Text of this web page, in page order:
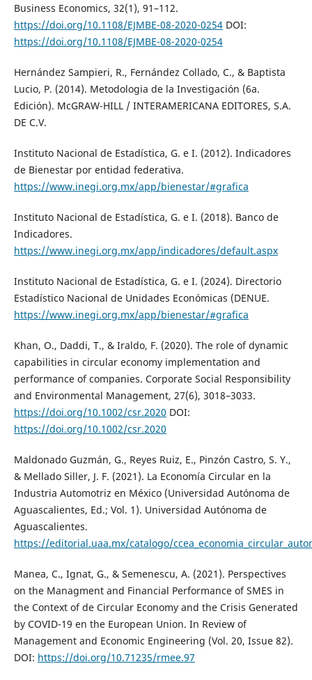
Business Economics, 32(1), 91–112.
https://doi.org/10.1108/EJMBE-08-2020-0254DOI:
https://doi.org/10.1108/EJMBE-08-2020-0254
Hernández Sampieri, R., Fernández Collado, C., & Baptista
Lucio, P. (2014). Metodologia de la Investigación (6a.
Edición). McGRAW-HILL / INTERAMERICANA EDITORES, S.A.
DE C.V.
Instituto Nacional de Estadística, G. e I. (2012). Indicadores
de Bienestar por entidad federativa.
https://www.inegi.org.mx/app/bienestar/#grafica
Instituto Nacional de Estadística, G. e I. (2018). Banco de
Indicadores.
https://www.inegi.org.mx/app/indicadores/default.aspx
Instituto Nacional de Estadística, G. e I. (2024). Directorio
Estadístico Nacional de Unidades Económicas (DENUE.
https://www.inegi.org.mx/app/bienestar/#grafica
Khan, O., Daddi, T., & Iraldo, F. (2020). The role of dynamic
capabilities in circular economy implementation and
performance of companies. Corporate Social Responsibility
and Environmental Management, 27(6), 3018–3033.
https://doi.org/10.1002/csr.2020 DOI:
https://doi.org/10.1002/csr.2020
Maldonado Guzmán, G., Reyes Ruiz, E., Pinzón Castro, S. Y.,
& Mellado Siller, J. F. (2021). La Economía Circular en la
Industria Automotriz en México (Universidad Autónoma de
Aguascalientes, Ed.; Vol. 1). Universidad Autónoma de
Aguascalientes.
https://editorial.uaa.mx/catalogo/
Manea, C., Ignat, G., & Semenescu, A. (2021). Perspectives
on the Managment and Financial Performance of SMES in
the Context of de Circular Economy and the Crisis Generated
by COVID-19 en the European Union. In Review of
Management and Economic Engineering (Vol. 20, Issue 82).
DOI: https://doi.org/10.71235/rmee.97